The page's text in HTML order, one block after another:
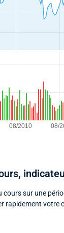
cours sur une
rapidement votre